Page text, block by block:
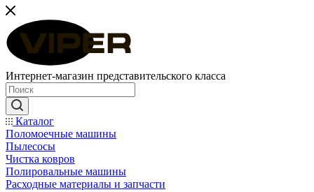
Интернет-магазин представительского класса
Каталог
Поломоечные машины
Пылесосы
Чистка ковров
Полировальные машины
Расходные материалы и запчасти